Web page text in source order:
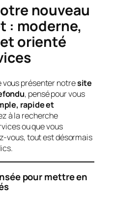
nouveau
: moderne,
orienté
vous présenter notresite
, pensé pour vous
rapide et
à la recherche
ou que vous
vous, tout est désormais
pour mettre en